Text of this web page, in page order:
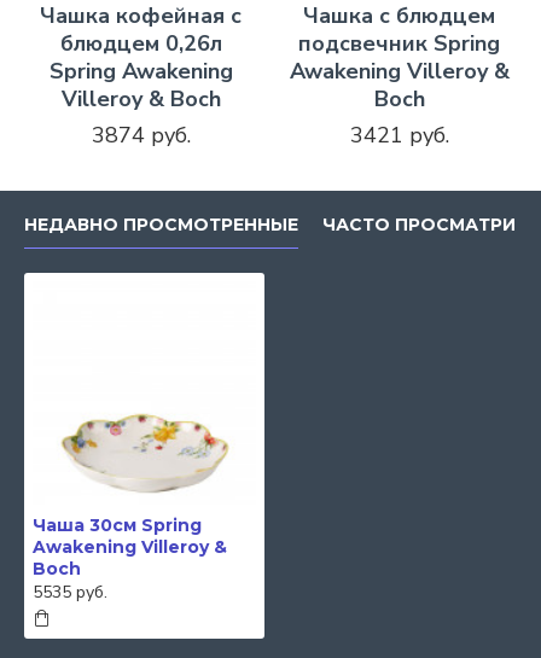
Чашка кофейная с
блюдцем 0,26л
Spring Awakening
Villeroy & Boch
3874 руб.
Чашка с блюдцем
подсвечник Spring
Awakening Villeroy &
Boch
3421 руб.
НЕДАВНО ПРОСМОТРЕННЫЕ ЧАСТО
Чаша 30см Spring
Awakening Villeroy &
Boch
5535 руб.